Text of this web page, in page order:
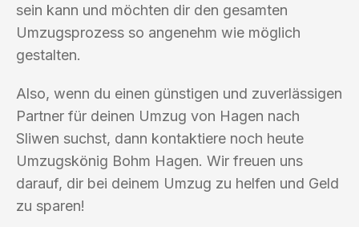
sein kann und möchten dir den gesamten
Umzugsprozess so angenehm wie möglich
gestalten.
Also, wenn du einen günstigen und zuverlässigen
Partner für deinen Umzug von Hagen nach
Sliwen suchst, dann kontaktiere noch heute
Umzugskönig Bohm Hagen. Wir freuen uns
darauf, dir bei deinem Umzug zu helfen und Geld
zu sparen!